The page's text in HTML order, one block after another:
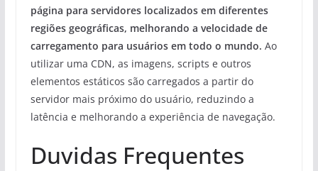
página para servidores localizados em diferentes
regiões geográficas, melhorando a velocidade de
carregamento para usuários em todo o mundo. Ao
utilizar uma CDN, as imagens, scripts e outros
elementos estáticos são carregados a partir do
servidor mais próximo do usuário, reduzindo a
latência e melhorando a experiência de navegação.
Duvidas Frequentes